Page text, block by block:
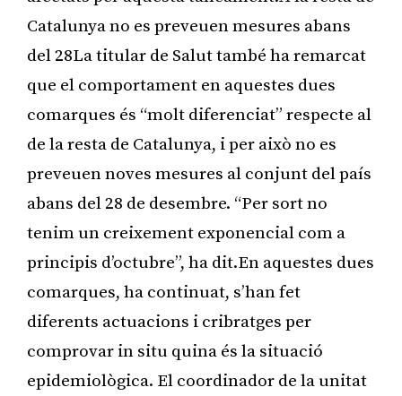
Catalunya no es preveuen mesures abans
del 28La titular de Salut també ha remarcat
que el comportament en aquestes dues
comarques és “molt diferenciat” respecte al
de la resta de Catalunya, i per això no es
preveuen noves mesures al conjunt del país
abans del 28 de desembre. “Per sort no
tenim un creixement exponencial com a
principis d’octubre”, ha dit.En aquestes dues
comarques, ha continuat, s’han fet
diferents actuacions i cribratges per
comprovar in situ quina és la situació
epidemiològica. El coordinador de la unitat